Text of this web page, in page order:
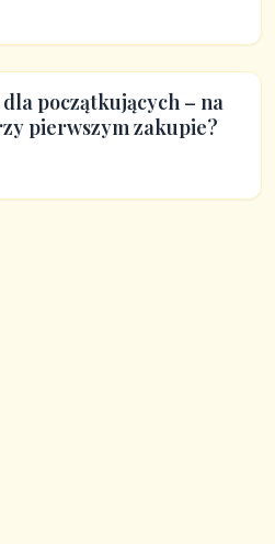
początkujących – na
pierwszym zakupie?